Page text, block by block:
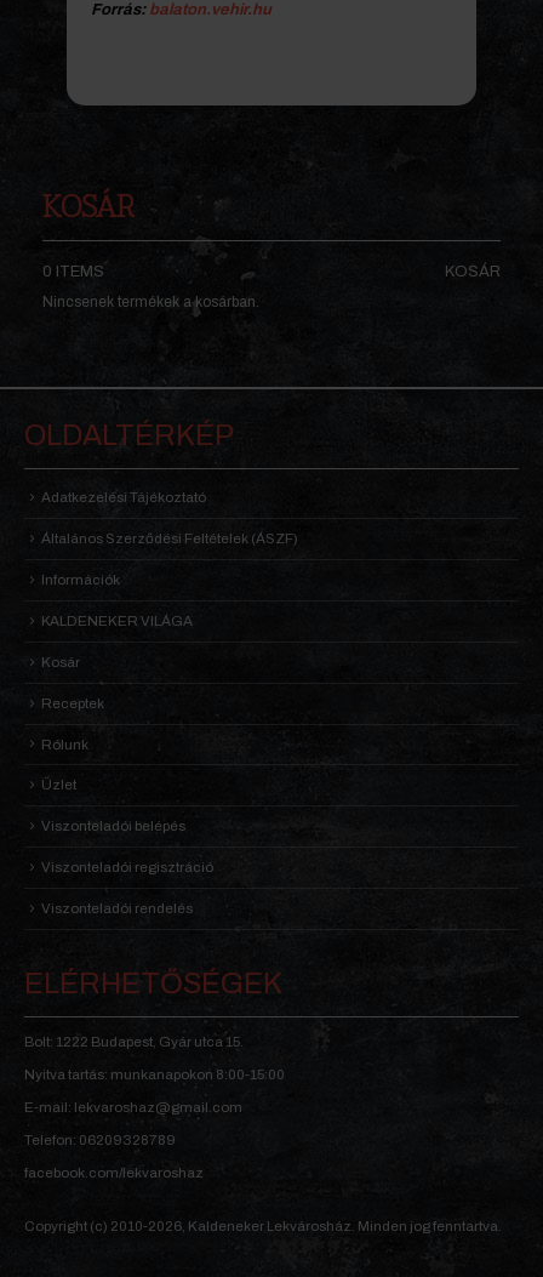
Forrás: balaton.vehir.hu
KOSÁR
0 ITEMS
KOSÁR
Nincsenek termékek a kosárban.
OLDALTÉRKÉP
Adatkezelési Tájékoztató
Általános Szerződési Feltételek (ÁSZF)
Információk
KALDENEKER VILÁGA
Kosár
Receptek
Rólunk
Üzlet
Viszonteladói belépés
Viszonteladói regisztráció
Viszonteladói rendelés
ELÉRHETŐSÉGEK
Bolt: 1222 Budapest, Gyár utca 15.
Nyitva tartás: munkanapokon 8:00-15:00
E-mail: lekvaroshaz@gmail.com
Telefon: 06209328789
facebook.com/lekvaroshaz
Copyright (c) 2010-2026, Kaldeneker Lekvárosház. Minden jog fenntartva.